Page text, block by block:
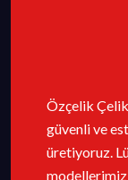
Özçelik Çelik
güvenli ve
üretiyoruz.